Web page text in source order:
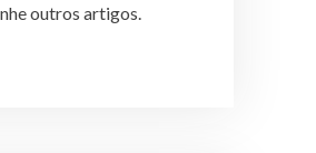
outros artigos.